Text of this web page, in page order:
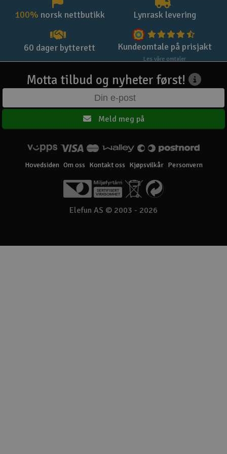
100% norsk nettbutikk Lynrask levering
60 dager bytterett Kundeomtale på prisjakt
Les våre omtaler
Motta tilbud og nyheter først!
Meld meg på
Hovedsiden Om oss Kontakt oss Kjøpsvilkår Personvern
Elefun AS © 2003 - 2026